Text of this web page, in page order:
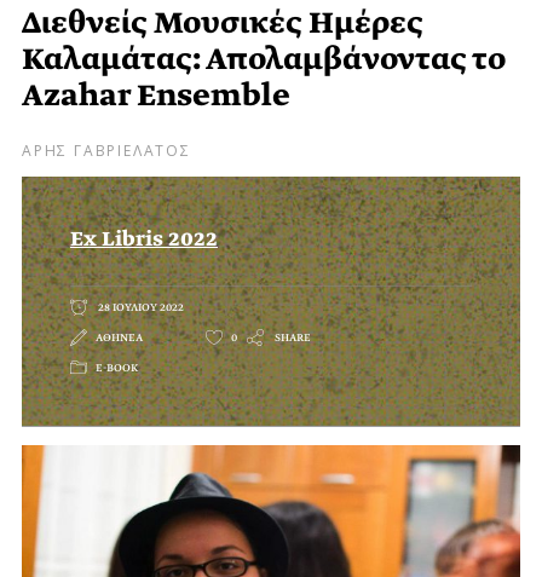
Διεθνείς Μουσικές Ημέρες
Καλαμάτας: Απολαμβάνοντας το
Azahar Ensemble
ΑΡΗΣ ΓΑΒΡΙΕΛΑΤΟΣ
Ex Libris 2022
28 ΙΟΥΛΙΟΥ 2022
ΑΘΗΝΕΑ
E-BOOK
0 SHARE